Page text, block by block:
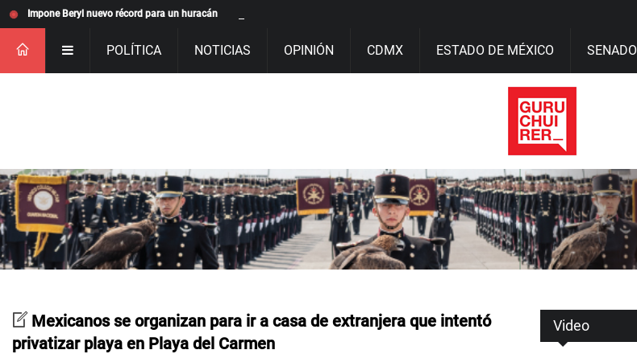
Impone Beryl nuevo récord para un huracán
POLÍTICA NOTICIAS OPINIÓN CDMX ESTADO DE MÉXICO SENADO
Mexicanos se organizan para ir a casa de extranjera que intentó
privatizar playa en Playa del Carmen
Video